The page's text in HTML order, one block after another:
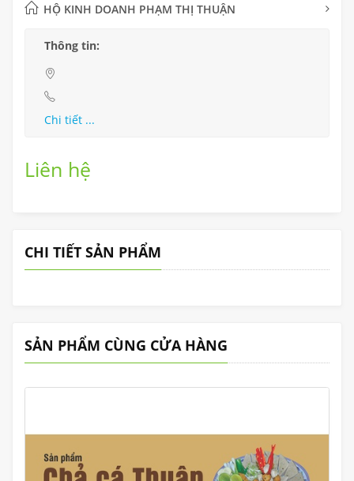
HỘ KINH DOANH PHẠM THỊ THUẬN
Thông tin:
Chi tiết ...
Liên hệ
CHI TIẾT SẢN PHẨM
SẢN PHẨM CÙNG CỬA HÀNG